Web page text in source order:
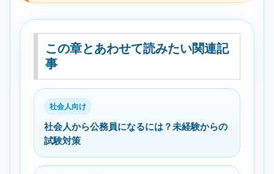
この章とあわせて読みたい関連記
事
社会人向け
社会人から公務員になるには？未経験からの
試験対策